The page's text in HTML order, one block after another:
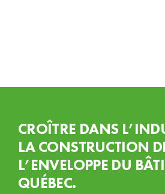
CROÎTRE DANS
LA CONSTRUCTION
L’ENVELOPPE DU
QUÉBEC.